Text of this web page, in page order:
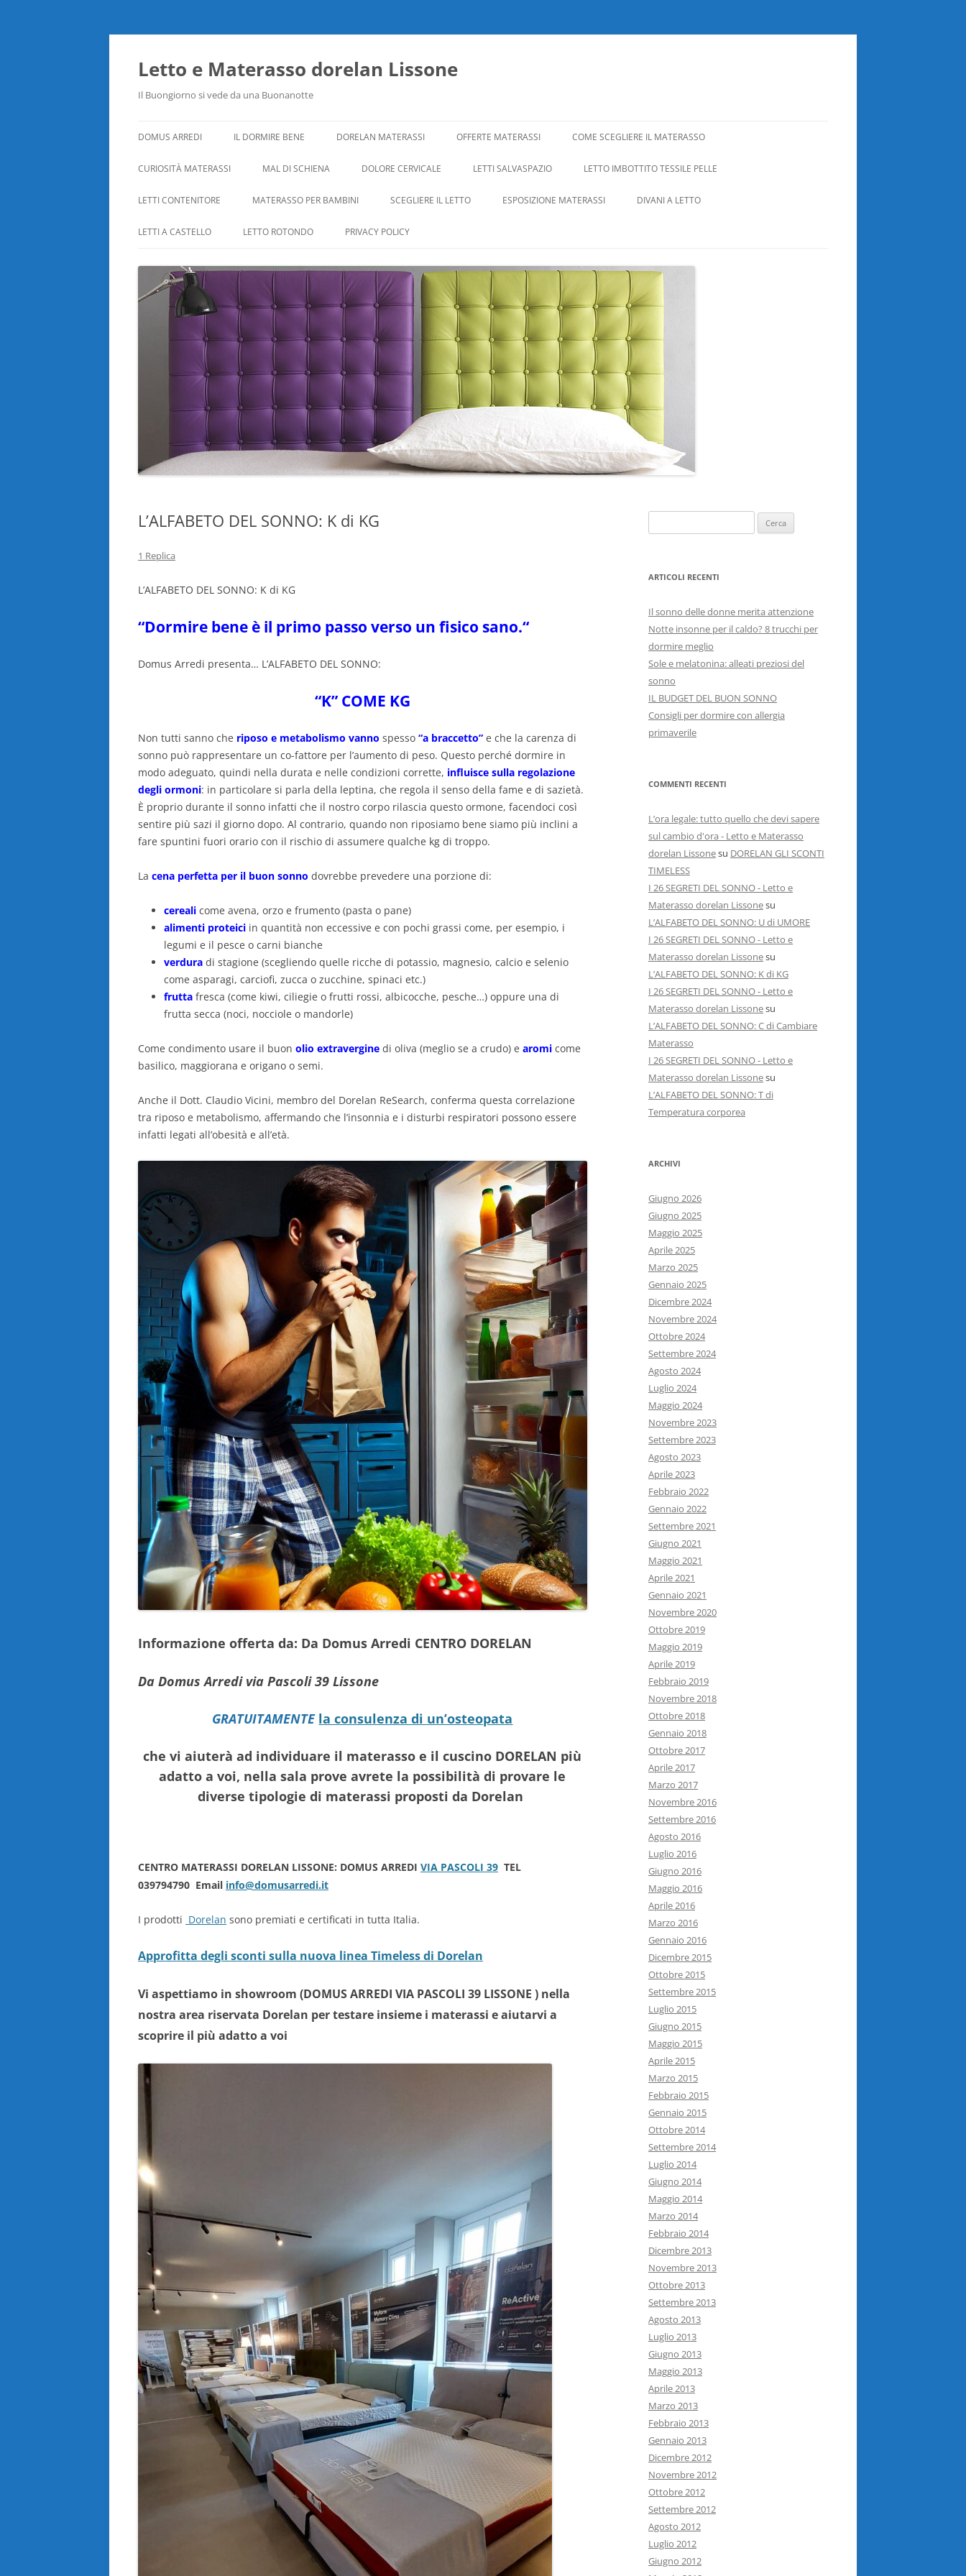
Vai
Letto e Materasso dorelan Lissone
Il Buongiorno si vede da una Buonanotte
DOMUS ARREDI IL DORMIRE BENE DORELAN MATERASSI OFFERTE MATERASSI COME SCEGLIERE IL MATERASSO
CURIOSITÀ MATERASSI MAL DI SCHIENA DOLORE CERVICALE LETTI SALVASPAZIO LETTO IMBOTTITO TESSILE PELLE
LETTI CONTENITORE MATERASSO PER BAMBINI SCEGLIERE IL LETTO ESPOSIZIONE MATERASSI DIVANI A LETTO
LETTI A CASTELLO LETTO ROTONDO PRIVACY POLICY
L’ALFABETO DEL SONNO: K di KG
1 Replica
L’ALFABETO DEL SONNO: K di KG
“Dormire bene è il primo passo verso un fisico sano.“
Domus Arredi presenta… L’ALFABETO DEL SONNO:
“K” COME KG
Non tutti sanno che riposo e metabolismo vanno spesso “a braccetto” e che la carenza di
sonno può rappresentare un co-fattore per l’aumento di peso. Questo perché dormire in
modo adeguato, quindi nella durata e nelle condizioni corrette, influisce sulla regolazione
degli ormoni: in particolare si parla della leptina, che regola il senso della fame e di sazietà.
È proprio durante il sonno infatti che il nostro corpo rilascia questo ormone, facendoci così
sentire più sazi il giorno dopo. Al contrario, quando non riposiamo bene siamo più inclini a
fare spuntini fuori orario con il rischio di assumere qualche kg di troppo.
La cena perfetta per il buon sonno dovrebbe prevedere una porzione di:
cereali come avena, orzo e frumento (pasta o pane)
alimenti proteici in quantità non eccessive e con pochi grassi come, per esempio, i
legumi e il pesce o carni bianche
verdura di stagione (scegliendo quelle ricche di potassio, magnesio, calcio e selenio
come asparagi, carciofi, zucca o zucchine, spinaci etc.)
frutta fresca (come kiwi, ciliegie o frutti rossi, albicocche, pesche…) oppure una di
frutta secca (noci, nocciole o mandorle)
Come condimento usare il buon olio extravergine di oliva (meglio se a crudo) e aromi come
basilico, maggiorana e origano o semi.
Anche il Dott. Claudio Vicini, membro del Dorelan ReSearch, conferma questa correlazione
tra riposo e metabolismo, affermando che l’insonnia e i disturbi respiratori possono essere
infatti legati all’obesità e all’età.
Informazione offerta da: Da Domus Arredi CENTRO DORELAN
Da Domus Arredi via Pascoli 39 Lissone
GRATUITAMENTE la consulenza di un’osteopata
che vi aiuterà ad individuare il materasso e il cuscino DORELAN più
adatto a voi, nella sala prove avrete la possibilità di provare le
diverse tipologie di materassi proposti da Dorelan
CENTRO MATERASSI DORELAN LISSONE: DOMUS ARREDI VIA PASCOLI 39 TEL
039794790 Email info@domusarredi.it
I prodotti Dorelan sono premiati e certificati in tutta Italia.
Approfitta degli sconti sulla nuova linea Timeless di Dorelan
Vi aspettiamo in showroom (DOMUS ARREDI VIA PASCOLI 39 LISSONE ) nella
nostra area riservata Dorelan per testare insieme i materassi e aiutarvi a
scoprire il più adatto a voi
per:
ARTICOLI RECENTI
Il sonno delle donne merita attenzione
Notte insonne per il caldo? 8 trucchi per
dormire meglio
Sole e melatonina: alleati preziosi del
sonno
IL BUDGET DEL BUON SONNO
Consigli per dormire con allergia
primaverile
COMMENTI RECENTI
L’ora legale: tutto quello che devi sapere
sul cambio d'ora - Letto e Materasso
dorelan Lissonesu DORELAN GLI SCONTI
TIMELESS
I 26 SEGRETI DEL SONNO - Letto e
Materasso dorelan Lissonesu
L’ALFABETO DEL SONNO: U di UMORE
I 26 SEGRETI DEL SONNO - Letto e
Materasso dorelan Lissonesu
L’ALFABETO DEL SONNO: K di KG
I 26 SEGRETI DEL SONNO - Letto e
Materasso dorelan Lissonesu
L’ALFABETO DEL SONNO: C di Cambiare
Materasso
I 26 SEGRETI DEL SONNO - Letto e
Materasso dorelan Lissonesu
L’ALFABETO DEL SONNO: T di
Temperatura corporea
ARCHIVI
Giugno 2026
Giugno 2025
Maggio 2025
Aprile 2025
Marzo 2025
Gennaio 2025
Dicembre 2024
Novembre 2024
Ottobre 2024
Settembre 2024
Agosto 2024
Luglio 2024
Maggio 2024
Novembre 2023
Settembre 2023
Agosto 2023
Aprile 2023
Febbraio 2022
Gennaio 2022
Settembre 2021
Giugno 2021
Maggio 2021
Aprile 2021
Gennaio 2021
Novembre 2020
Ottobre 2019
Maggio 2019
Aprile 2019
Febbraio 2019
Novembre 2018
Ottobre 2018
Gennaio 2018
Ottobre 2017
Aprile 2017
Marzo 2017
Novembre 2016
Settembre 2016
Agosto 2016
Luglio 2016
Giugno 2016
Maggio 2016
Aprile 2016
Marzo 2016
Gennaio 2016
Dicembre 2015
Ottobre 2015
Settembre 2015
Luglio 2015
Giugno 2015
Maggio 2015
Aprile 2015
Marzo 2015
Febbraio 2015
Gennaio 2015
Ottobre 2014
Settembre 2014
Luglio 2014
Giugno 2014
Maggio 2014
Marzo 2014
Febbraio 2014
Dicembre 2013
Novembre 2013
Ottobre 2013
Settembre 2013
Agosto 2013
Luglio 2013
Giugno 2013
Maggio 2013
Aprile 2013
Marzo 2013
Febbraio 2013
Gennaio 2013
Dicembre 2012
Novembre 2012
Ottobre 2012
Settembre 2012
Agosto 2012
Luglio 2012
Giugno 2012